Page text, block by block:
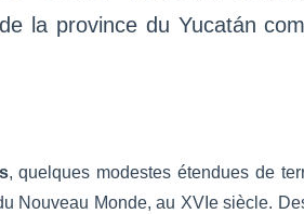
la province du Yucatán
, quelques modestes étendues de
Nouveau Monde, au XVIe siècle.